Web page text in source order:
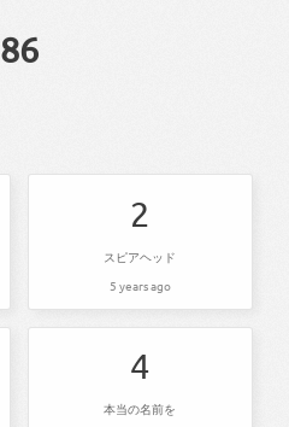
86
2
スピアヘッド
5 years ago
4
本当の名前を